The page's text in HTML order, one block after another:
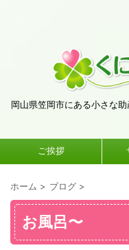
岡山県笠岡市にある小さな
ご挨拶
ホーム > ブログ >
お風呂〜